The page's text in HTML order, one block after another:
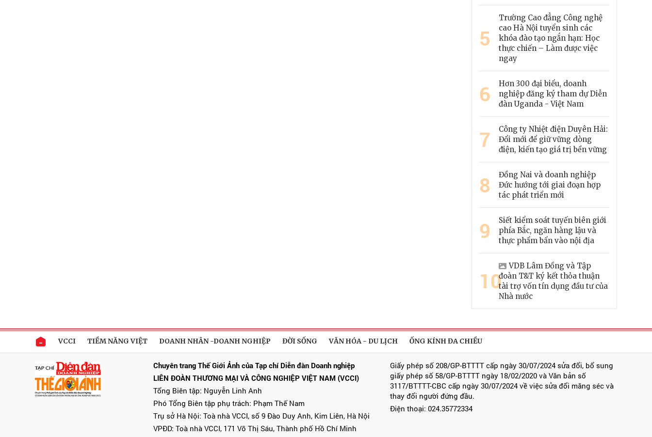
5
Trường Cao đẳng Công nghệ
cao Hà Nội tuyển sinh các
khóa đào tạo ngắn hạn: Học
thực chiến – Làm được việc
ngay
6
Hơn 300 đại biểu, doanh
nghiệp đăng ký tham dự Diễn
đàn Uganda - Việt Nam
7
Công ty Nhiệt điện Duyên Hải:
Đổi mới để giữ vững dòng
điện, kiến tạo giá trị bền vững
8
Đồng Nai và doanh nghiệp
Đức hướng tới giai đoạn hợp
tác phát triển mới
9
Siết kiểm soát tuyến biên giới
phía Bắc, ngăn hàng lậu và
thực phẩm bẩn vào nội địa
10
VDB Lâm Đồng và Tập
đoàn T&T ký kết thỏa thuận
tài trợ vốn tín dụng đầu tư của
Nhà nước
VCCI TIỀM NĂNG VIỆT DOANH NHÂN -DOANH NGHIỆP ĐỜI SỐNG VĂN HÓA - DU LỊCH ỐNG KÍNH ĐA CHIỀU
Chuyên trang Thế Giới Ảnh của Tạp chí Diễn đàn Doanh nghiệp
LIÊN ĐOÀN THƯƠNG MẠI VÀ CÔNG NGHIỆP VIỆT NAM (VCCI)
Tổng Biên tập: Nguyễn Linh Anh
Phó Tổng Biên tập phụ trách: Phạm Thế Nam
Trụ sở Hà Nội: Toà nhà VCCI, số 9 Đào Duy Anh, Kim Liên, Hà Nội
VPĐD: Toà nhà VCCI, 171 Võ Thị Sáu, Thành phố Hồ Chí Minh
Giấy phép số 208/GP-BTTTT cấp ngày 30/07/2024 sửa đổi, bổ sung
giấy phép số 58/GP-BTTTT ngày 18/02/2020 và Văn bản số
3117/BTTTT-CBC cấp ngày 30/07/2024 về việc sửa đổi măng séc và
thay đổi người đứng đầu.
Điện thoại: 024.35772334